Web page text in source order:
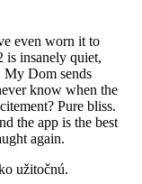
even worn it to
is insanely quiet,
My Dom sends
know when the
Pure bliss.
the app is the best
again.
užitočnú.